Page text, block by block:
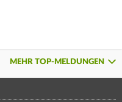
MEHR TOP-MELDUNGEN